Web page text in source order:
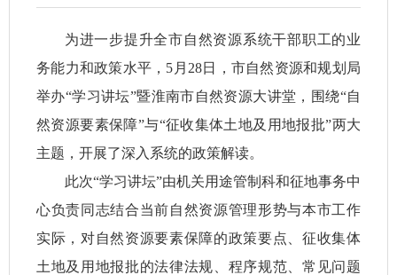
为进一步提升全市自然资源系统干部职工的业
务能力和政策水平，5月28日，市自然资源和规划局
举办“学习讲坛”暨淮南市自然资源大讲堂，围绕“自
然资源要素保障”与“征收集体土地及用地报批”两大
主题，开展了深入系统的政策解读。
此次“学习讲坛”由机关用途管制科和征地事务中
心负责同志结合当前自然资源管理形势与本市工作
实际，对自然资源要素保障的政策要点、征收集体
土地及用地报批的法律法规、程序规范、常见问题